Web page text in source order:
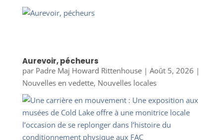
Aurevoir, pécheurs
par Padre Maj Howard Rittenhouse| Août 5, 2026 |
Nouvelles en vedette, Nouvelles locales